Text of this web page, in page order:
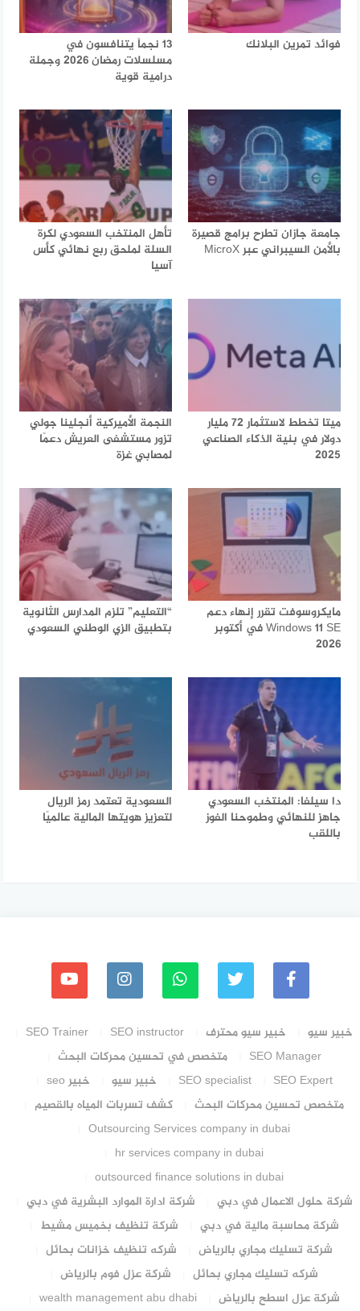
فوائد تمرين البلانك
13 نجماً يتنافسون في
مسلسلات رمضان 2026 وجملة
درامية قوية
جامعة جازان تطرح برامج قصيرة
بالأمن السيبراني عبر MicroX
تأهل المنتخب السعودي لكرة
السلة لملحق ربع نهائي كأس
آسيا
ميتا تخطط لاستثمار 72 مليار
دولار في بنية الذكاء الصناعي
2025
النجمة الأميركية أنجلينا جولي
تزور مستشفى العريش دعمًا
لمصابي غزة
مايكروسوفت تقرر إنهاء دعم
Windows 11 SE في أكتوبر
2026
“التعليم” تلزم المدارس الثانوية
بتطبيق الزي الوطني السعودي
دا سيلفا: المنتخب السعودي
جاهز للنهائي وطموحنا الفوز
باللقب
السعودية تعتمد رمز الريال
لتعزيز هويتها المالية عالميًا
خبير سيو خبير سيو محترف SEO instructor
SEO Trainer
SEO Manager
متخصص في تحسين محركات البحث
SEO Expert
SEO specialist خبير سيو
خبير seo
متخصص تحسين محركات البحث
كشف تسربات المياه بالقصيم
Outsourcing Services company in dubai
hr services company in dubai
outsourced finance solutions in dubai
شركة حلول الاعمال في دبي
شركة ادارة الموارد البشرية في دبي
شركة محاسبة مالية في دبي
شركة تنظيف بخميس مشيط
شركة تسليك مجاري بالرياض
شركه تنظيف خزانات بحائل
شركه تسليك مجاري بحائل
شركة عزل فوم بالرياض
شركة عزل اسطح بالرياض
wealth management abu dhabi